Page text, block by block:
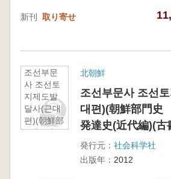
書)
新刊 取り寄せ
조선부문
사 조선토
지제도발
달사(근대
편)(朝鮮部
門史 朝
北朝鮮
조선부문사 조선
대편)(朝鮮部門
発達史(近代編)(古
発行元： 社会科学社
出版年： 2012